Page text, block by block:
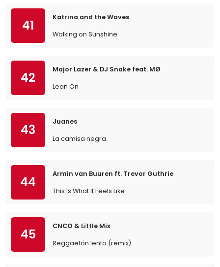
41
Katrina and the Waves
Walking on Sunshine
42
Major Lazer & DJ Snake feat. MØ
Lean On
43
Juanes
La camisa negra
44
Armin van Buuren ft. Trevor Guthrie
This Is What It Feels Like
45
CNCO & Little Mix
Reggaetón lento (remix)